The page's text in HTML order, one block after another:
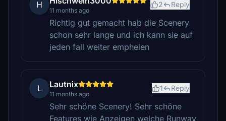
H
11 months ago
2 Reply
Richtig gut gemacht hab die Scenery
schon sehr lange und ich kann sie auf
jeden fall weiter emphelen
L Lautnix
11 months ago
1 Reply
Sehr schöne Scenery! Sehr schöne
Features wie Anzeigen welche Runway